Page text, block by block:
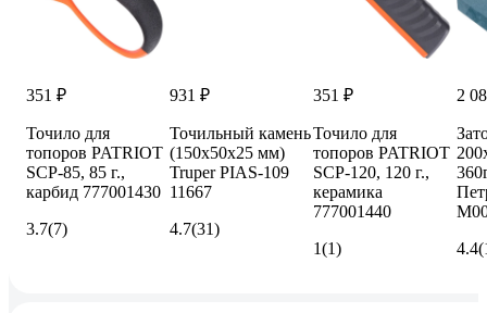
351 ₽
Точило для
топоров PATRIOT
SCP-85, 85 г.,
карбид 777001430
3.7(7)
931 ₽
Точильный камень
(150х50х25 мм)
Truper PIAS-109
11667
4.7(31)
351 ₽
Точило для
топоров PATRIOT
SCP-120, 120 г.,
керамика
777001440
1(1)
2
4.4